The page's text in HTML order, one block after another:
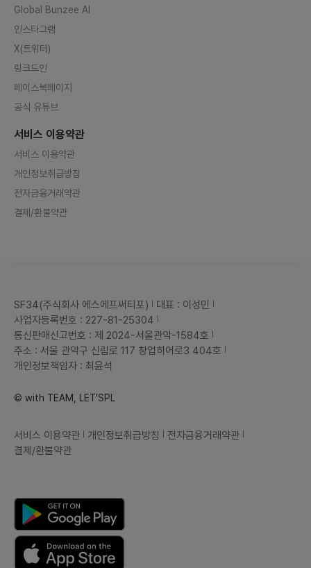
Global Bunzee AI
인스타그램
X(트위터)
링크드인
페이스북페이지
공식 유튜브
서비스 이용약관
서비스 이용약관
개인정보취급방침
전자금융거래약관
결제/환불약관
SF34(주식회사 에스에프써티포)
대표 : 이성민
사업자등록번호 : 227-81-25304
통신판매신고번호 : 제 2024-서울관악-1584호
주소 : 서울 관악구 신림로 117 창업히어로3 404호
개인정보책임자 : 최윤석
© with TEAM, LET'SPL
서비스 이용약관 개인정보취급방침
전자금융거래약관
결제/환불약관